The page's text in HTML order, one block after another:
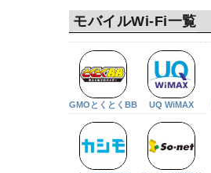
モバイルWi-Fi一覧
GMOとくとくBB UQ WiMAX